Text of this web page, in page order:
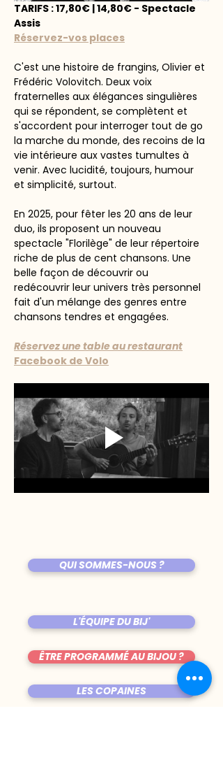
TARIFS : 17,80€ | 14,80€ - Spectacle
Assis
Réservez-vos places
C'est une histoire de frangins, Olivier et
Frédéric Volovitch. Deux voix
fraternelles aux élégances singulières
qui se répondent, se complètent et
s'accordent pour interroger tout de go
la marche du monde, des recoins de la
vie intérieure aux vastes tumultes à
venir. Avec lucidité, toujours, humour
et simplicité, surtout.
En 2025, pour fêter les 20 ans de leur
duo, ils proposent un nouveau
spectacle "Florilège" de leur répertoire
riche de plus de cent chansons. Une
belle façon de découvrir ou
redécouvrir leur univers très personnel
fait d'un mélange des genres entre
chansons tendres et engagées.
Réservez une table au restaurant
Facebook de Volo
QUI SOMMES-NOUS ?
L'ÉQUIPE DU BIJ'
ÊTRE PROGRAMMÉ AU BIJOU ?
LES COPAINES